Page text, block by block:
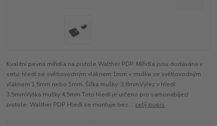
Kvalitní pevná mířidla na pistole Walther PDP. Mířidla jsou dodávána v
setu: hledí se světlovodným vláknem 1mm + muška se světlovodným
vláknem 1,5mm nebo 1mm. Šířka mušky: 3,8mmVýřez v hledí:
3,5mmVýška mušky 4,5mm Toto hledí je určeno pro samonabíjecí
pistole: Walther PDP Hledí se montuje bez ... celý popis